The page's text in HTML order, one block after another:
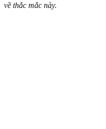
về thắc mắc này.